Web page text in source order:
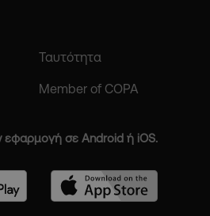
Ταυτότητα
Member of COPA
εφαρμογή σε Android ή iOS.